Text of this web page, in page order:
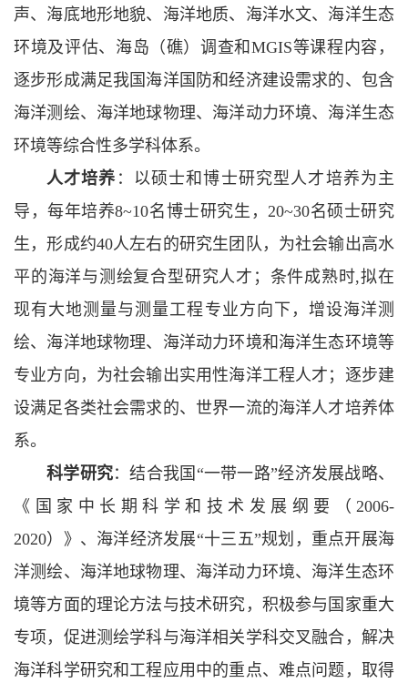
声、海底地形地貌、海洋地质、海洋水文、海洋生态
环境及评估、海岛（礁）调查和MGIS等课程内容，
逐步形成满足我国海洋国防和经济建设需求的、包含
海洋测绘、海洋地球物理、海洋动力环境、海洋生态
环境等综合性多学科体系。
人才培养 ：以硕士和博士研究型人才培养为主
导，每年培养8~10名博士研究生，20~30名硕士研究
生，形成约40人左右的研究生团队，为社会输出高水
平的海洋与测绘复合型研究人才；条件成熟时,拟在
现有大地测量与测量工程专业方向下，增设海洋测
绘、海洋地球物理、海洋动力环境和海洋生态环境等
专业方向，为社会输出实用性海洋工程人才；逐步建
设满足各类社会需求的、世界一流的海洋人才培养体
系。
科学研究：结合我国“一带一路”经济发展战略、
《国家中长期科学和技术发展纲要（2006-
2020）》、海洋经济发展“十三五”规划，重点开展海
洋测绘、海洋地球物理、海洋动力环境、海洋生态环
境等方面的理论方法与技术研究，积极参与国家重大
专项，促进测绘学科与海洋相关学科交叉融合，解决
海洋科学研究和工程应用中的重点、难点问题，取得